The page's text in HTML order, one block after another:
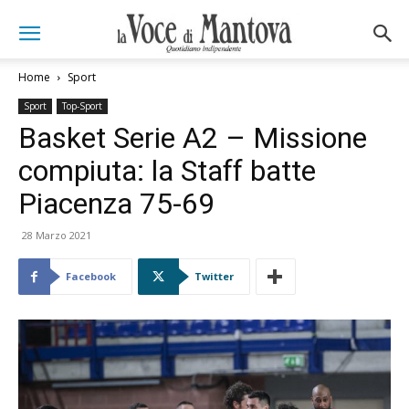
Home Sport
Sport Top-Sport
Basket Serie A2 – Missione
compiuta: la Staff batte
Piacenza 75-69
28 Marzo 2021
Facebook Twitter